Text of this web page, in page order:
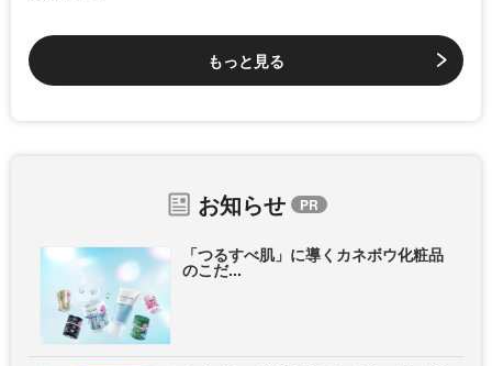
もっと見る
お知らせ
「つるすべ肌」に導くカネボウ化粧品
のこだ...